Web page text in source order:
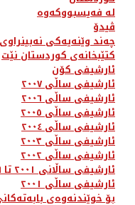
لە فەیسبووکەوە
ڤیدۆ
چەند وێنەیەکی
کتێبخانەی کوردستان نێت
ئارشیفی کۆن
ئارشیفی ساڵی ٢٠٠٧
ئارشیفی ساڵی ٢٠٠٦
ئارشیفی ساڵی ٢٠٠٥
ئارشیفی ساڵی ٢٠٠٤
ئارشیفی ساڵی ٢٠٠٣
ئارشیفی ساڵی ٢٠٠٢
ئارشیفی ساڵانی ٢٠٠١ تا ٢٠٠٦
ئارشیفی ساڵی ٢٠٠١
بۆ خوێندنەوەی